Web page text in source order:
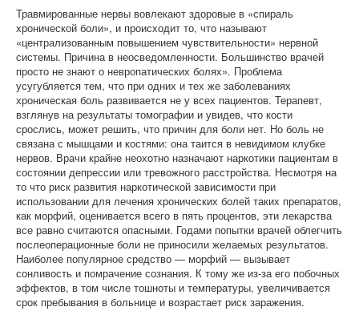
Травмированные нервы вовлекают здоровые в «спираль
хронической боли», и происходит то, что называют
«централизованным повышением чувствительности» нервной
системы. Причина в неосведомленности. Большинство врачей
просто не знают о невропатических болях». Проблема
усугубляется тем, что при одних и тех же заболеваниях
хроническая боль развивается не у всех пациентов. Терапевт,
взглянув на результаты томографии и увидев, что кости
срослись, может решить, что причин для боли нет. Но боль не
связана с мышцами и костями: она таится в невидимом клубке
нервов. Врачи крайне неохотно назначают наркотики пациентам в
состоянии депрессии или тревожного расстройства. Несмотря на
то что риск развития наркотической зависимости при
использовании для лечения хронических болей таких препаратов,
как морфий, оценивается всего в пять процентов, эти лекарства
все равно считаются опасными. Годами попытки врачей облегчить
послеоперационные боли не приносили желаемых результатов.
Наиболее популярное средство — морфий — вызывает
сонливость и помрачение сознания. К тому же из-за его побочных
эффектов, в том числе тошноты и температуры, увеличивается
срок пребывания в больнице и возрастает риск заражения.